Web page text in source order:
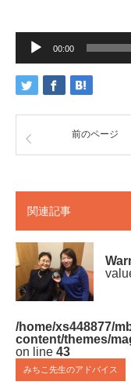
ー
ヤ
00:00
前のページ
関連記事
/home/xs448877/
content/themes/
on line 43
みちこ先生のアドバイス